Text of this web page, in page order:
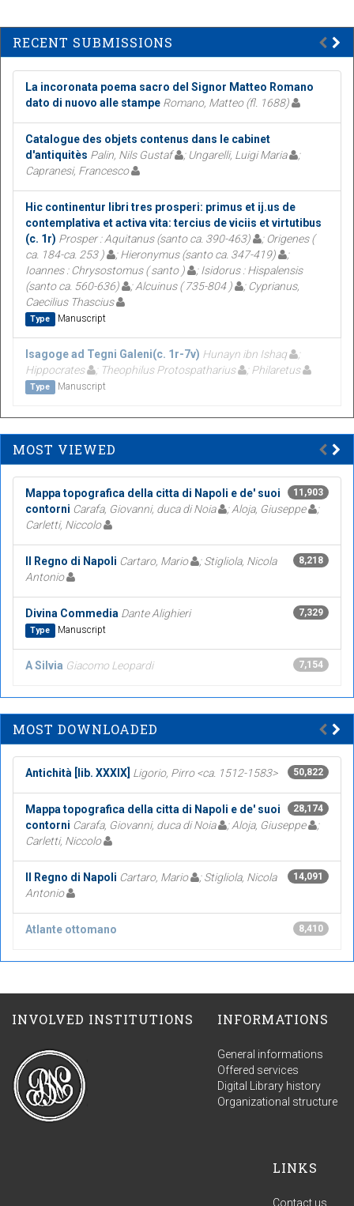
RECENT SUBMISSIONS
La incoronata poema sacro del Signor Matteo Romano
dato di nuovo alle stampe Romano, Matteo (fl. 1688)
Catalogue des objets contenus dans le cabinet
d'antiquitès Palin, Nils Gustaf ; Ungarelli, Luigi Maria
;
Capranesi, Francesco
Hic continentur libri tres prosperi: primus et ij.us de
contemplativa et activa vita: tercius de viciis et virtutibus
(c. 1r) Prosper : Aquitanus (santo ca. 390-463)
; Origenes (
ca. 184-ca. 253 )
; Hieronymus (santo ca. 347-419)
;
Ioannes : Chrysostomus ( santo )
; Isidorus : Hispalensis
(santo ca. 560-636)
; Alcuinus ( 735-804 )
; Cyprianus,
Caecilius Thascius
Type Manuscript
Isagoge ad Tegni Galeni(c. 1r-7v) Hunayn ibn Ishaq
Hippocrates
; Theophilus Protospatharius ; Philaretus
Type Manuscript
MOST VIEWED
11,903
Mappa topografica della citta di Napoli e de' suoi
contorni Carafa, Giovanni, duca di Noia ; Aloja, Giuseppe
;
Carletti, Niccolo
8,218
Il Regno di Napoli Cartaro, Mario
; Stigliola, Nicola
Antonio
7,329
Divina Commedia Dante Alighieri
Type Manuscript
7,154
A Silvia Giacomo Leopardi
MOST DOWNLOADED
50,822
Antichità [lib. XXXIX] Ligorio, Pirro <ca. 1512-1583>
28,174
Mappa topografica della citta di Napoli e de' suoi
contorni Carafa, Giovanni, duca di Noia ; Aloja, Giuseppe
;
Carletti, Niccolo
14,091
Il Regno di Napoli Cartaro, Mario
; Stigliola, Nicola
Antonio
8,410
Atlante ottomano
INVOLVED INSTITUTIONS INFORMATIONS
General informations
Offered services
Digital Library history
Organizational structure
LINKS
Contact us